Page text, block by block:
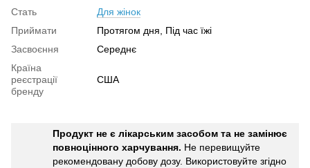
Стать
Для жінок
Приймати
Протягом дня, Під час їжі
Засвоєння
Середнє
Країна
реєстрації
бренду
США
Продукт не є лікарським засобом та не замінює
повноцінного харчування. Не перевищуйте
рекомендовану добову дозу. Використовуйте згідно